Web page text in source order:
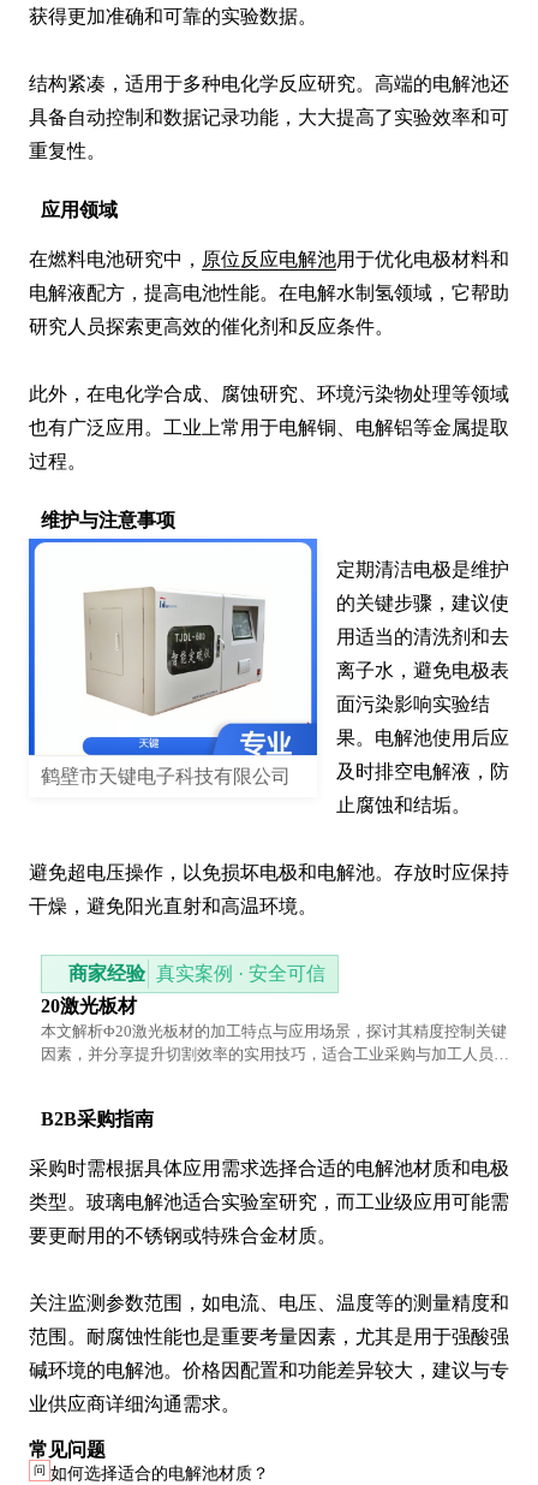
获得更加准确和可靠的实验数据。
结构紧凑，适用于多种电化学反应研究。高端的电解池还
具备自动控制和数据记录功能，大大提高了实验效率和可
重复性。
应用领域
在燃料电池研究中， 原位反应电解池用于优化电极材料和
电解液配方，提高电池性能。在电解水制氢领域，它帮助
研究人员探索更高效的催化剂和反应条件。
此外，在电化学合成、腐蚀研究、环境污染物处理等领域
也有广泛应用。工业上常用于电解铜、电解铝等金属提取
过程。
维护与注意事项
鹤壁市天键电子科技有限公司
定期清洁电极是维护
的关键步骤，建议使
用适当的清洗剂和去
离子水，避免电极表
面污染影响实验结
果。电解池使用后应
及时排空电解液，防
止腐蚀和结垢。
避免超电压操作，以免损坏电极和电解池。存放时应保持
干燥，避免阳光直射和高温环境。
商家经验 真实案例 · 安全可信
20激光板材
本文解析Φ20激光板材的加工特点与应用场景，探讨其精度控制关键
因素，并分享提升切割效率的实用技巧，适合工业采购与加工人员参
B2B采购指南
采购时需根据具体应用需求选择合适的电解池材质和电极
类型。玻璃电解池适合实验室研究，而工业级应用可能需
要更耐用的不锈钢或特殊合金材质。
关注监测参数范围，如电流、电压、温度等的测量精度和
范围。耐腐蚀性能也是重要考量因素，尤其是用于强酸强
碱环境的电解池。价格因配置和功能差异较大，建议与专
业供应商详细沟通需求。
常见问题
问 如何选择适合的电解池材质？